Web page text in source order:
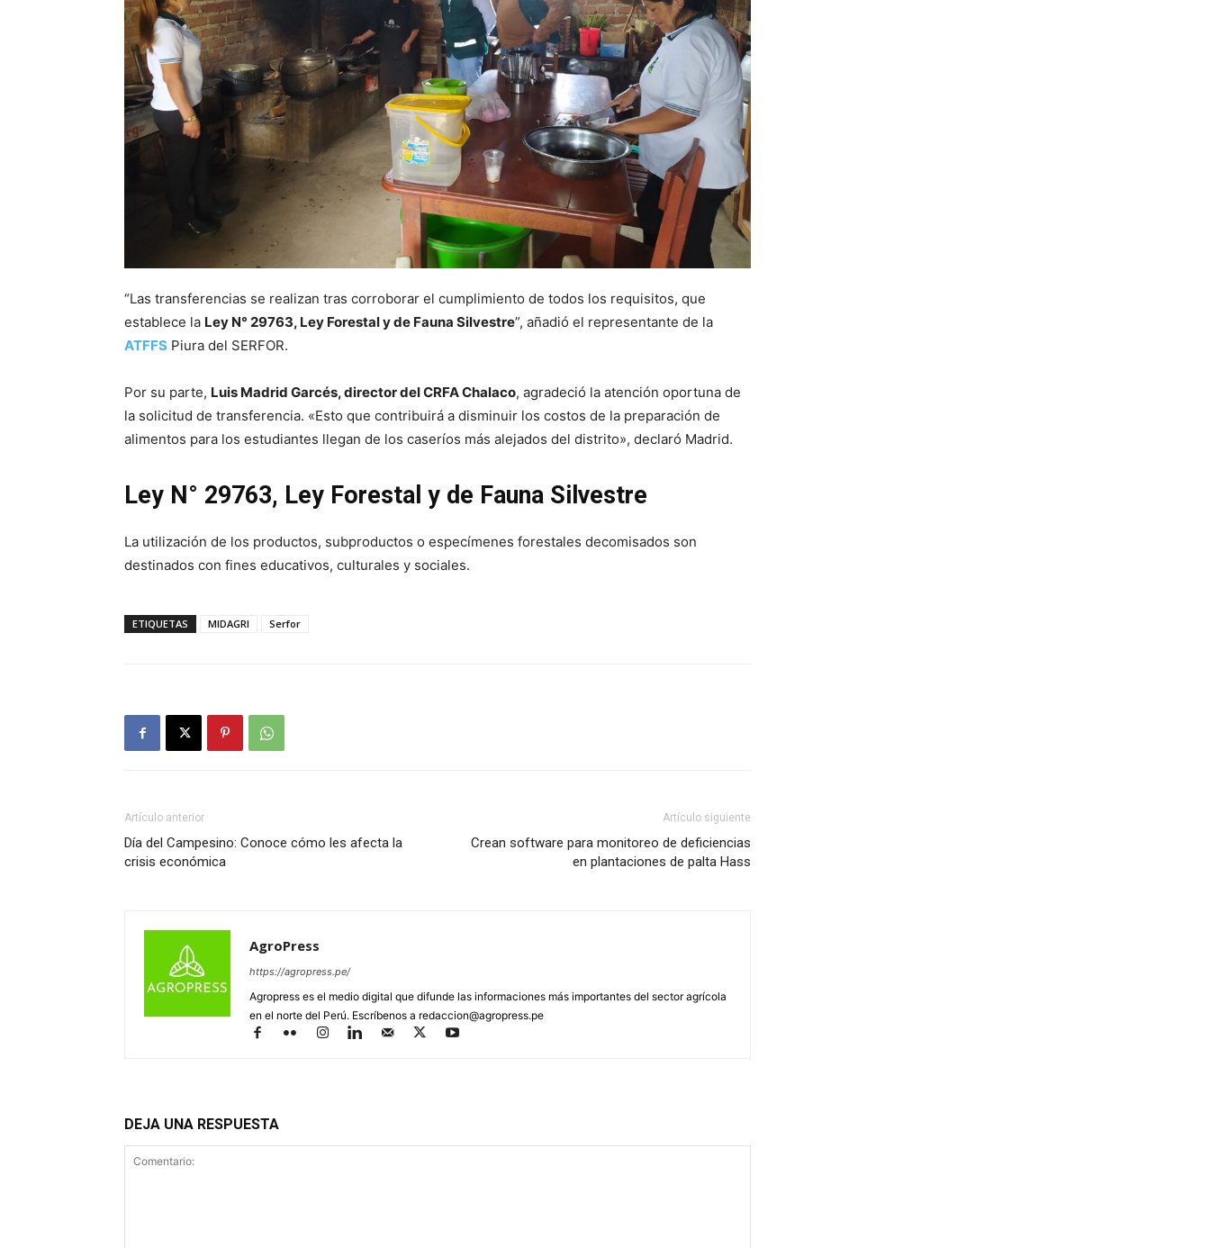
“Las transferencias se realizan tras corroborar el cumplimiento de todos los requisitos, que
establece la Ley N° 29763, Ley Forestal y de Fauna Silvestre”, añadió el representante de la
ATFFS Piura del SERFOR.
Por su parte, Luis Madrid Garcés, director del CRFA Chalaco, agradeció la atención oportuna de
la solicitud de transferencia. «Esto que contribuirá a disminuir los costos de la preparación de
alimentos para los estudiantes llegan de los caseríos más alejados del distrito», declaró Madrid.
Ley N° 29763, Ley Forestal y de Fauna Silvestre
La utilización de los productos, subproductos o especímenes forestales decomisados son
destinados con fines educativos, culturales y sociales.
ETIQUETAS MIDAGRI Serfor
Artículo anterior
Día del Campesino: Conoce cómo les afecta la
crisis económica
Artículo siguiente
Crean software para monitoreo de deficiencias
en plantaciones de palta Hass
AgroPress
https://agropress.pe/
Agropress es el medio digital que difunde las informaciones más importantes del sector agrícola
en el norte del Perú. Escríbenos a redaccion@agropress.pe
DEJA UNA RESPUESTA